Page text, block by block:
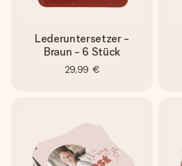
Lederuntersetzer -
Braun - 6 Stück
29,99 €